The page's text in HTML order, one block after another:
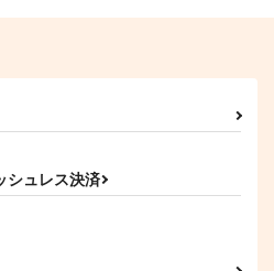
シュレス決済